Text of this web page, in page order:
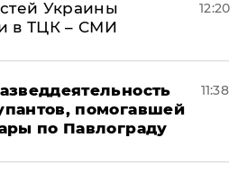
Украины
в ТЦК – СМИ
12:20
помогавшей
по Павлограду
11:38